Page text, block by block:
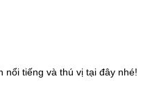
nổi tiếng và thú vị tại đây nhé!